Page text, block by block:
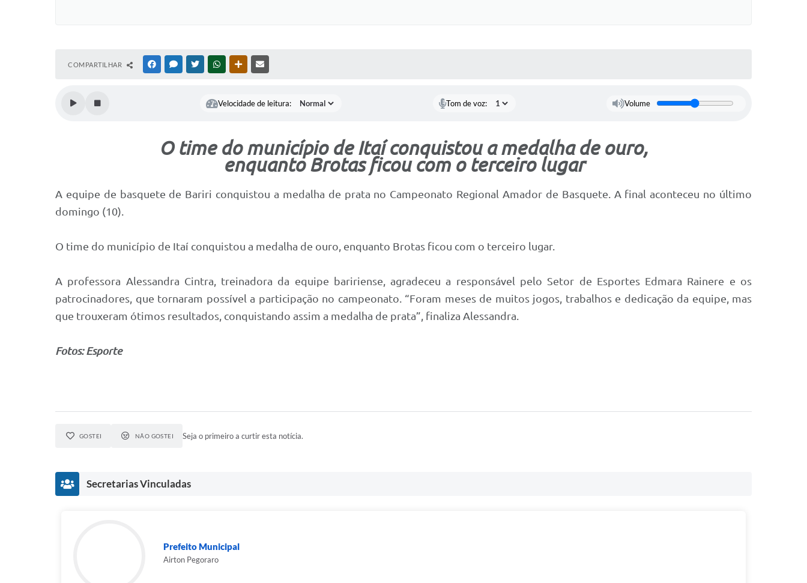
COMPARTILHAR FACEBOOKMESSENGER
TWITTERWHATSAPPOUTRAS MÍDIAS
Velocidade de leitura: Tom de voz: Volume
O time do município de Itaí conquistou a medalha de ouro,
enquanto Brotas ficou com o terceiro lugar
A equipe de basquete de Bariri conquistou a medalha de prata no Campeonato Regional Amador de Basquete. A final aconteceu no último
domingo (10).
O time do município de Itaí conquistou a medalha de ouro, enquanto Brotas ficou com o terceiro lugar.
A professora Alessandra Cintra, treinadora da equipe baririense, agradeceu a responsável pelo Setor de Esportes Edmara Rainere e os
patrocinadores, que tornaram possível a participação no campeonato. “Foram meses de muitos jogos, trabalhos e dedicação da equipe, mas
que trouxeram ótimos resultados, conquistando assim a medalha de prata”, finaliza Alessandra.
Fotos: Esporte
GOSTEI NÃO GOSTEI Seja o primeiro a curtir esta notícia.
Secretarias Vinculadas
Prefeito Municipal
Airton Pegoraro